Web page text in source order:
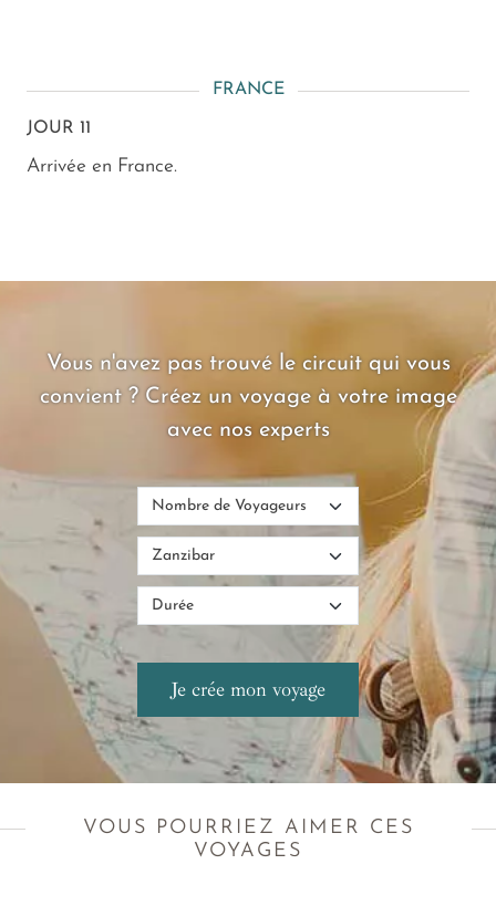
FRANCE
JOUR 11
Arrivée en France.
Vous n'avez pas trouvé le circuit qui vous
convient ? Créez un voyage à votre image
avec nos experts
VOUS POURRIEZ AIMER CES
VOYAGES